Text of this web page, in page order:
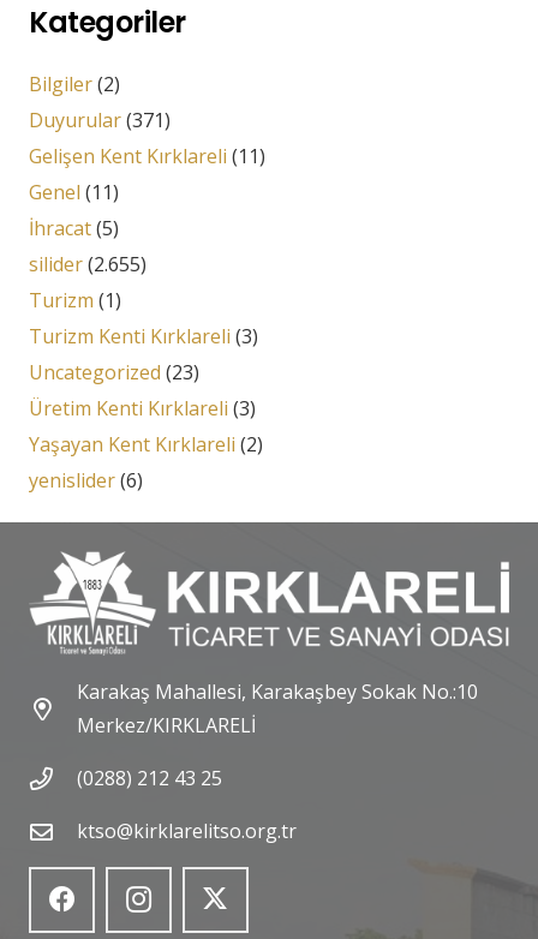
Kategoriler
Bilgiler(2)
Duyurular(371)
Gelişen Kent Kırklareli (11)
Genel (11)
İhracat(5)
silider(2.655)
Turizm (1)
Turizm Kenti Kırklareli (3)
Uncategorized (23)
Üretim Kenti Kırklareli (3)
Yaşayan Kent Kırklareli (2)
yenislider(6)
Karakaş Mahallesi, Karakaşbey Sokak No.:10
Merkez/KIRKLARELİ
(0288) 212 43 25
ktso@kirklarelitso.org.tr